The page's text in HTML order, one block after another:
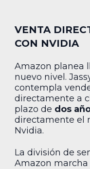
VENTA
CON NVIDIA
Amazon planea
nuevo nivel.
contempla
directamente a
plazo de dos
directamente el
Nvidia.
La división de
Amazon